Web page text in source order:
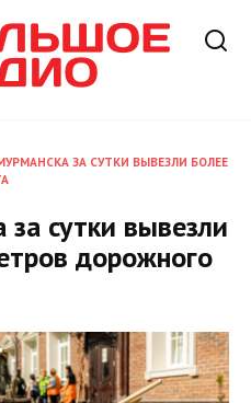
ЗА СУТКИ ВЫВЕЗЛИ БОЛЕЕ
сутки вывезли
дорожного